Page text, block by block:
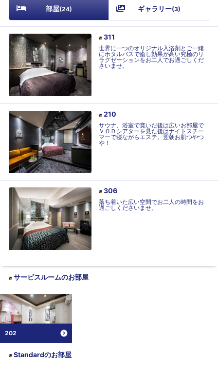
部屋(24) ギャラリー(3)
311
世界に一つのオリジナル入浴剤とご一緒
にホタルバスで癒し効果が高い究極のリ
ラグゼーションをお二人でお過ごしくだ
さいませ。
210
サウナ、浴室で寛いだ後は広いお部屋で
ＶＯＤシアターを見た後はナイトスチー
マーで寝ながらエステ。翌朝お肌つやつ
や！
306
落ち着いた広い空間でお二人の時間をお
過ごしくださいませ。
サービスルームのお部屋
202
Standardのお部屋